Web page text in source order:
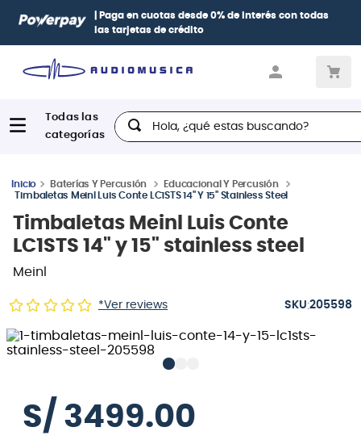
Paga conhasta 12 cuotas sin interesescon tarjetasBCP Visa,
Diners, BBVA e Interbank
Hola, ¿qué estas buscando?
Baterías Y Percusión
Educacional Y Percusión
Timbaletas Meinl Luis Conte LC1STS 14" Y 15" Stainless Steel
Timbaletas Meinl Luis Conte
LC1STS 14" y 15" stainless steel
Meinl
*Ver reviews :205598
S/ 3499.00